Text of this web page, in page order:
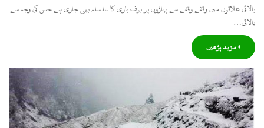
بالائی علاقوں میں وقفے وقفے سے پہاڑوں پر برف باری کا سلسلہ بھی جاری ہے جس کی وجہ سے
بالائی…
» مزید پڑھیں